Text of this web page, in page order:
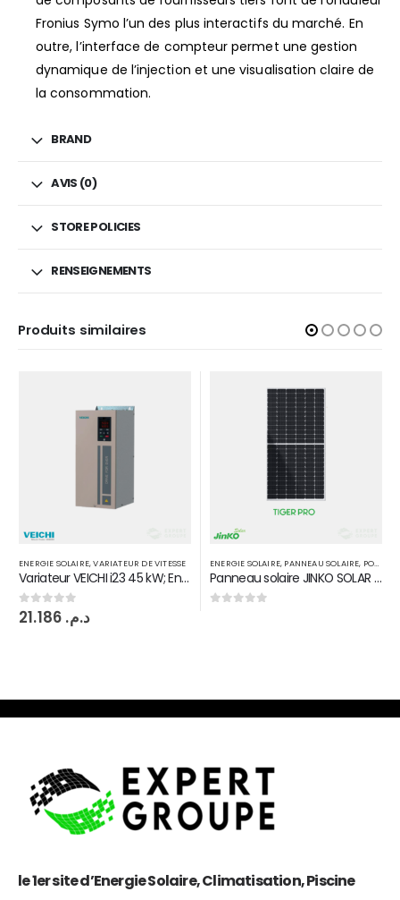
Fronius Symo l’un des plus interactifs du marché. En
outre, l’interface de compteur permet une gestion
dynamique de l’injection et une visualisation claire de
la consommation.
BRAND
AVIS (0)
STORE POLICIES
RENSEIGNEMENTS
Produits similaires
ENERGIE SOLAIRE,PANNEAU SOLAIRE,POMPAGE SOLAIRE
Panneau solaire JINKO SOLAR MAROC 535 W Monoperc half Tiger pro
0sur 5
ENERGIE SOLAIRE, ONDULEUR ON GRID
Onduleur raccordée au réseau Fronius Primo 3KW 2 MPPT
le 1er site d’Energie Solaire, Climatisation, Piscine